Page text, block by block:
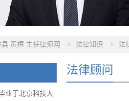
黄桓 主任律师网 > 法律知识 > 法
业于北京科技大
法律顾问